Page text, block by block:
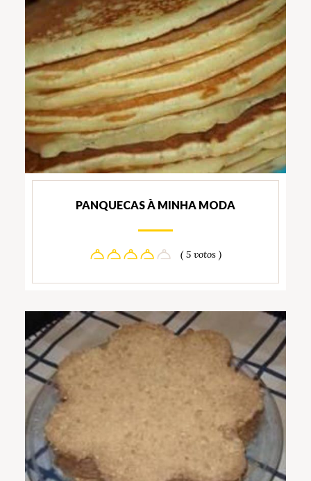
PANQUECAS À MINHA MODA
( 5 votos )